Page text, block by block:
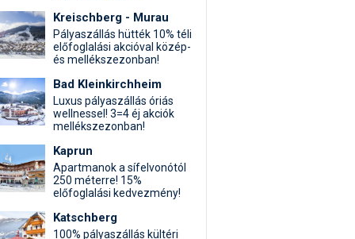
Kreischberg - Murau
Pályaszállás hütték 10% téli
előfoglalási akcióval közép-
és mellékszezonban!
Bad Kleinkirchheim
Luxus pályaszállás óriás
wellnessel! 3=4 éj akciók
mellékszezonban!
Kaprun
Apartmanok a sífelvonótól
250 méterre! 15%
előfoglalási kedvezmény!
Katschberg
100% pályaszállás kültéri